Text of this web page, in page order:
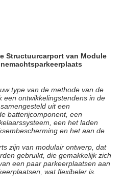
Structuurcarport van Module
type van de methode van de
een ontwikkelingstendens in de
uit een
batterijcomponent, een
een het laden
en het aan de
zijn van modulair ontwerp, dat
gebruikt, die gemakkelijk zich
een paar parkeerplaatsen aan
wat flexibeler is.